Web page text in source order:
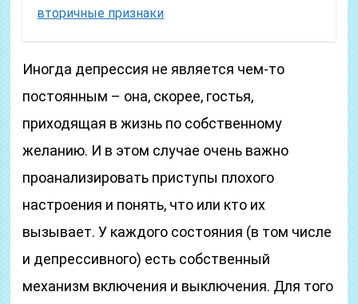
вторичные признаки
Иногда депрессия не является чем-то
постоянным – она, скорее, гостья,
приходящая в жизнь по собственному
желанию. И в этом случае очень важно
проанализировать приступы плохого
настроения и понять, что или кто их
вызывает. У каждого состояния (в том числе
и депрессивного) есть собственный
механизм включения и выключения. Для того